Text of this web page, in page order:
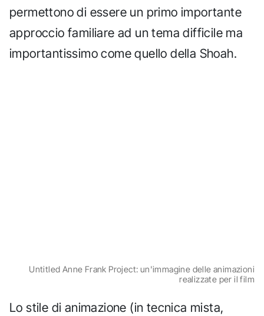
permettono di essere un primo importante
approccio familiare ad un tema difficile ma
importantissimo come quello della Shoah.
Untitled Anne Frank Project: un'immagine delle animazioni
realizzate per il film
Lo stile di animazione (in tecnica mista,